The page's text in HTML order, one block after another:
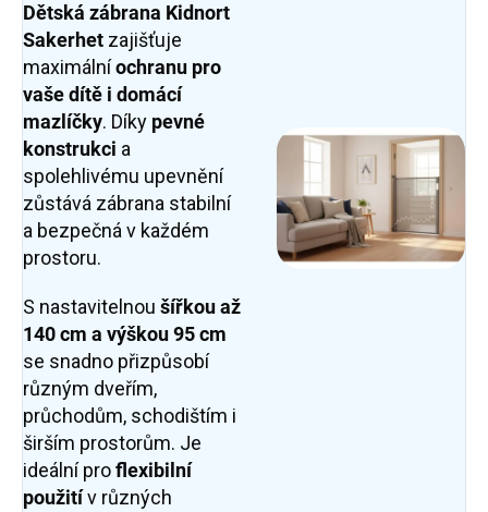
Dětská zábrana Kidnort
Sakerhet zajišťuje
maximálníochranu pro
vaše dítě i domácí
mazlíčky. Díky pevné
konstrukci a
spolehlivému upevnění
zůstává zábrana stabilní
a bezpečná v každém
prostoru.
S nastavitelnou šířkou až
140 cm a výškou 95 cm
se snadno přizpůsobí
různým dveřím,
průchodům, schodištím i
širším prostorům. Je
ideální proflexibilní
použitív různých